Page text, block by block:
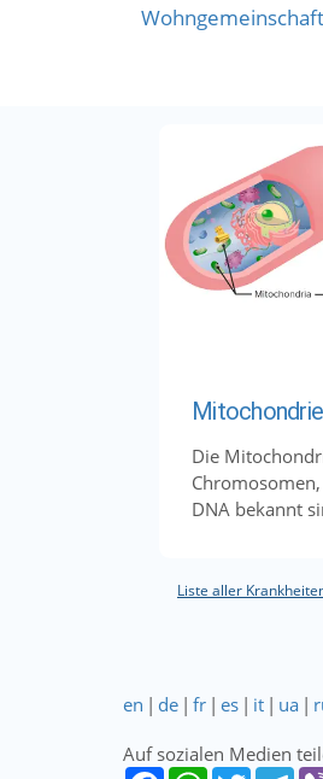
Die
DNA bekannt
Liste aller
en | de | fr | es | it | ua |
Auf sozialen Medien